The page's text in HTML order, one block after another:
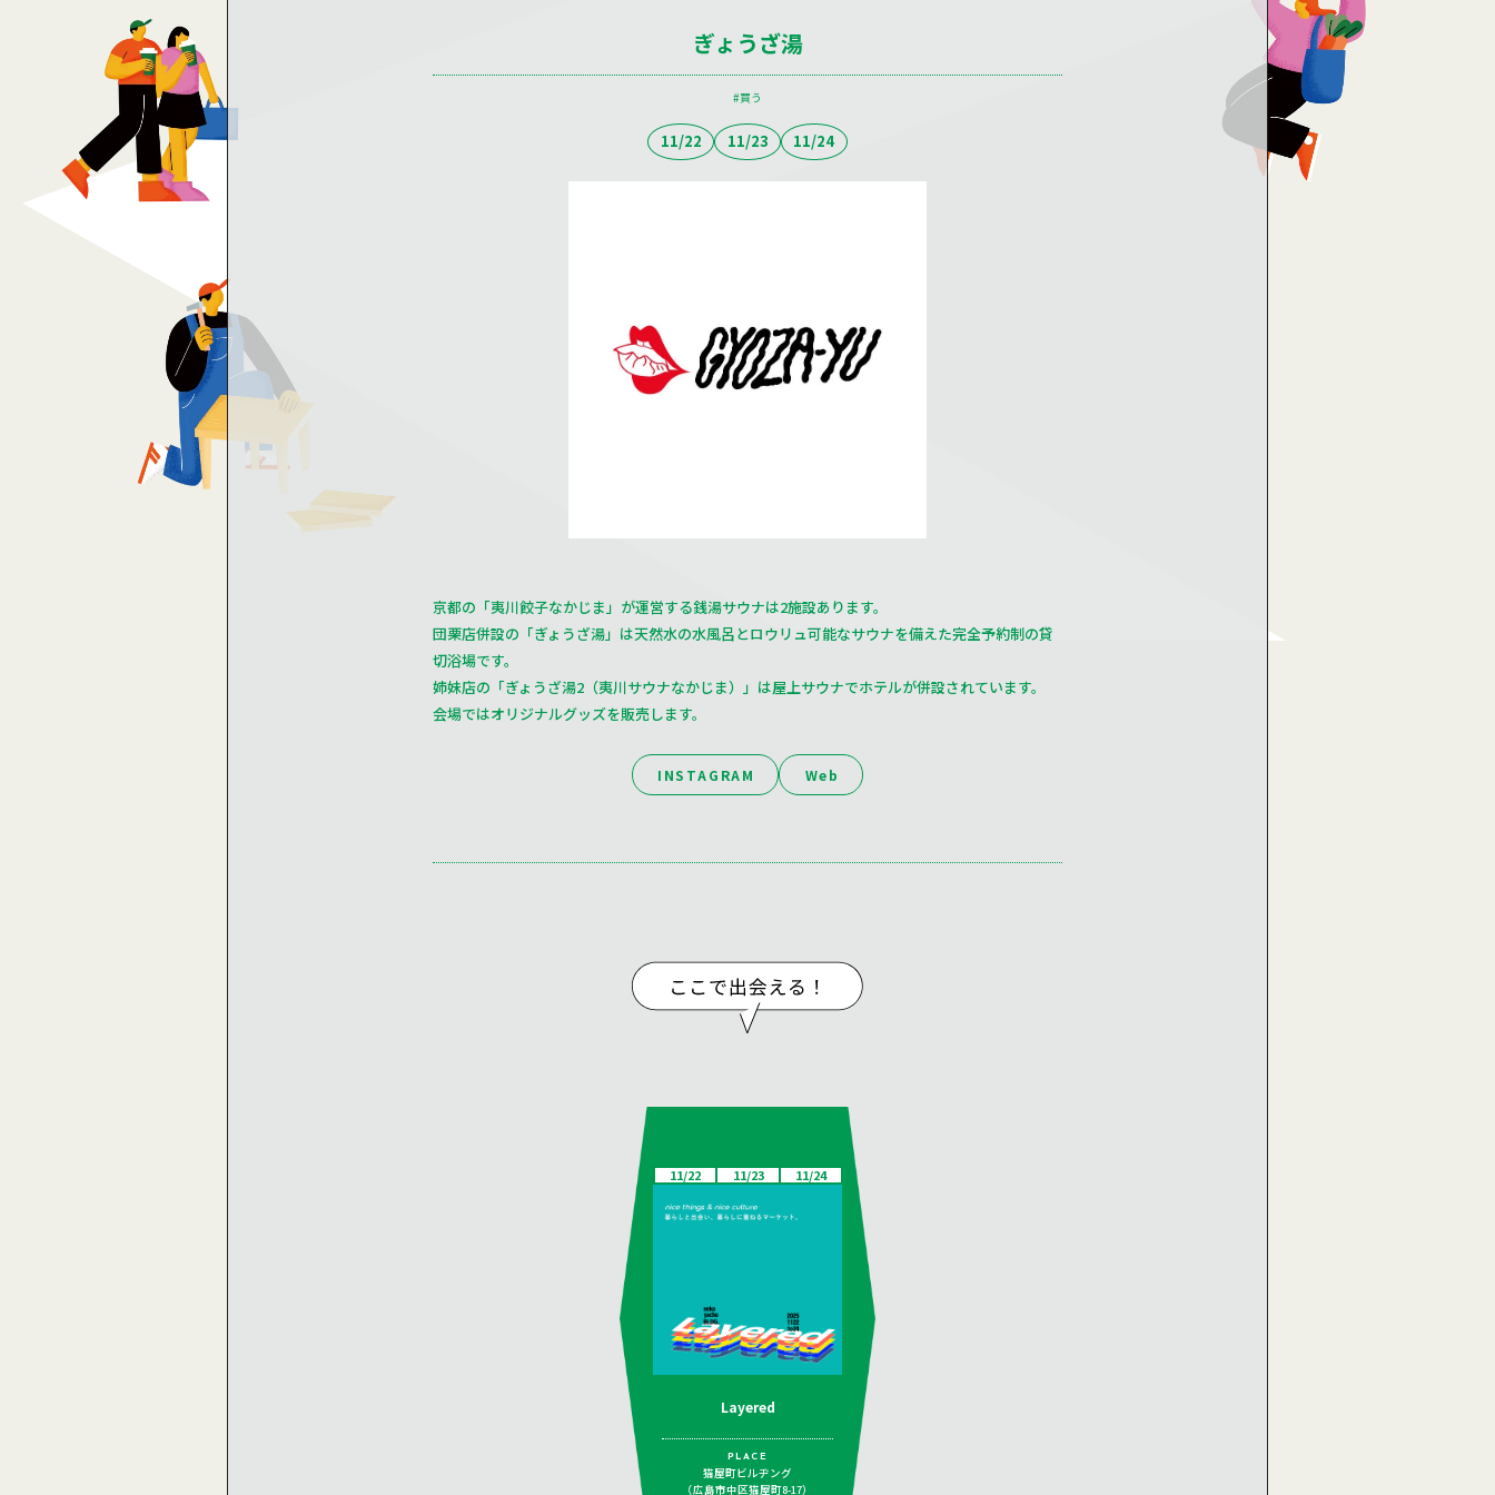
ぎょうざ湯
買う
11/22 11/23 11/24
京都の「夷川餃子なかじま」が運営する銭湯サウナは2施設あります。
団栗店併設の「ぎょうざ湯」は天然水の水風呂とロウリュ可能なサウナを備えた完全予約制の貸
切浴場です。
姉妹店の「ぎょうざ湯2（夷川サウナなかじま）」は屋上サウナでホテルが併設されています。
会場ではオリジナルグッズを販売します。
INSTAGRAM Web
11/22 11/23 11/24
Layered
PLACE
猫屋町ビルヂング
（広島市中区猫屋町8-17）